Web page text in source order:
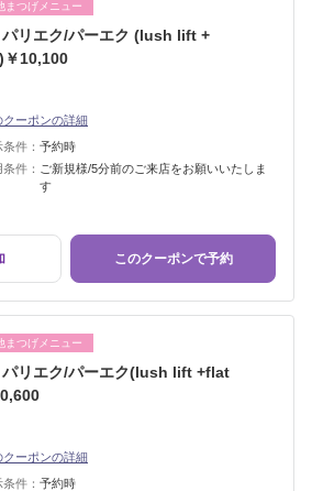
まつげメニュー
パリエク/パーエク (lush lift +
10,100
クーポンの詳細
件： 予約時
件： ご新規様/5分前のご来店をお願いいたしま
す
このクーポンで予約
まつげメニュー
パリエク/パーエク(lush lift +flat
クーポンの詳細
件： 予約時